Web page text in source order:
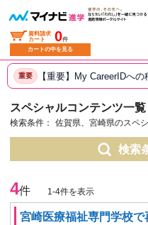
資料請求
カート
0件
カートの中を見る
重要 【重要】My CareerIDへ
スペシャルコンテンツ一覧
検索条件： 佐賀県、宮崎県のスペ
検索
4件 1-4件を表示
宮崎医療福祉専門学校